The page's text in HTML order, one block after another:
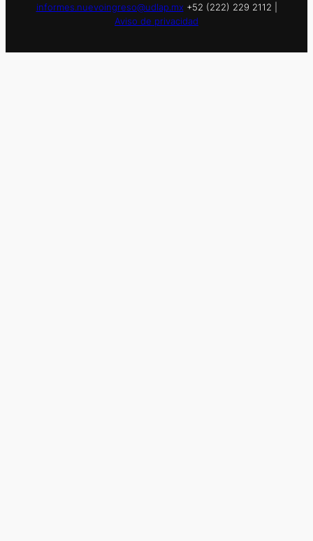
informes.nuevoingreso@udlap.mx +52 (222) 229 2112 |
Aviso de privacidad